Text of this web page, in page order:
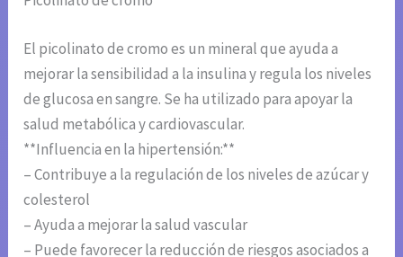
El picolinato de cromo es un mineral que ayuda a
mejorar la sensibilidad a la insulina y regula los niveles
de glucosa en sangre. Se ha utilizado para apoyar la
salud metabólica y cardiovascular.
**Influencia en la hipertensión:**
– Contribuye a la regulación de los niveles de azúcar y
colesterol
– Ayuda a mejorar la salud vascular
– Puede favorecer la reducción de riesgos asociados a